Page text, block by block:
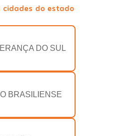
cidades do estado
DO SUL
BRASILIENSE